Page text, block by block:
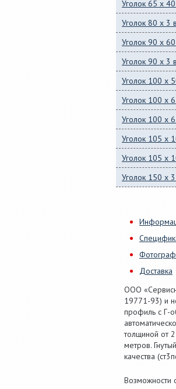
Уголок 65 x
Уголок 80 x 3
Уголок 90 x
Уголок 90 x 3
Уголок 100 x
Уголок 100 x
Уголок 100 x
Уголок 105 x
Уголок 105 x
Уголок 150 x
Доставка
ООО
19771-93) и
профиль с Г-
толщиной от
метров.
качества
Возможности